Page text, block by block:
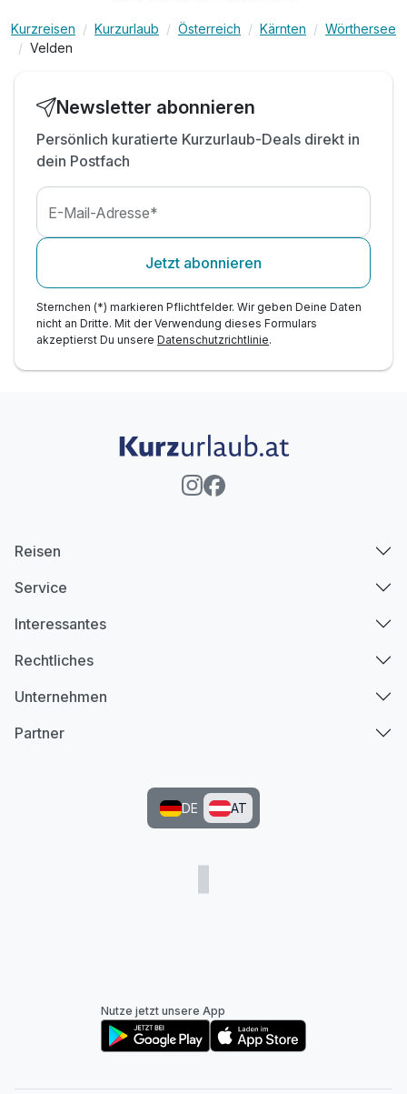
Wellnessbereiches
inkl. Hallenbad mit Gegenstromanlage
inkl. Badetasche mit Handtüchern
*E- Ladestation gegen Gebühr*
Kurzreisen Kurzurlaub Österreich Kärnten
Wörthersee
Velden
Newsletter abonnieren
Persönlich kuratierte Kurzurlaub-Deals direkt in
dein Postfach
E-Mail-Adresse*
Jetzt abonnieren
Sternchen (*) markieren Pflichtfelder. Wir geben Deine Daten
nicht an Dritte. Mit der Verwendung dieses Formulars
akzeptierst Du unsere Datenschutzrichtlinie.
Reisen
Service
Interessantes
Rechtliches
Unternehmen
Partner
DE AT
Nutze jetzt unsere App